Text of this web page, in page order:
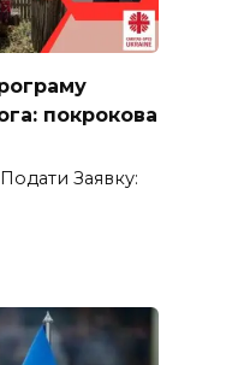
покрокова
Заявку: